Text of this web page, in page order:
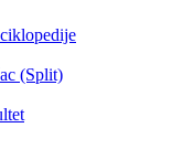
(Split)